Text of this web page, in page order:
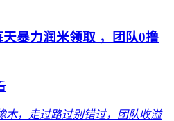
暴力润米领取 ，团队0撸